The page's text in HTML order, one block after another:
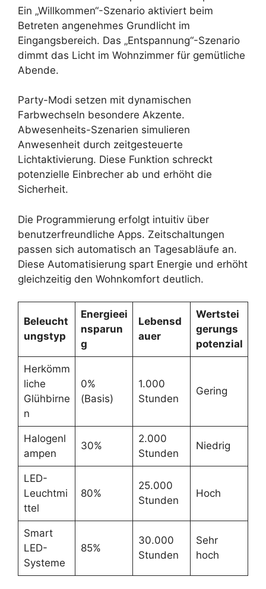
Ein „Willkommen“-Szenario aktiviert beim
Betreten angenehmes Grundlicht im
Eingangsbereich. Das „Entspannung“-Szenario
dimmt das Licht im Wohnzimmer für gemütliche
Abende.
Party-Modi setzen mit dynamischen
Farbwechseln besondere Akzente.
Abwesenheits-Szenarien simulieren
Anwesenheit durch zeitgesteuerte
Lichtaktivierung. Diese Funktion schreckt
potenzielle Einbrecher ab und erhöht die
Sicherheit.
Die Programmierung erfolgt intuitiv über
benutzerfreundliche Apps. Zeitschaltungen
passen sich automatisch an Tagesabläufe an.
Diese Automatisierung spart Energie und erhöht
gleichzeitig den Wohnkomfort deutlich.
Beleucht
ungstyp
Energieei
nsparun
g
Lebensd
auer
Wertstei
gerungs
potenzial
Herkömm
liche
Glühbirne
n
0%
(Basis)
1.000
Stunden
Gering
Halogenl
ampen
30%
2.000
Stunden
Niedrig
LED-
Leuchtmi
ttel
80%
25.000
Stunden
Hoch
Smart
LED-
Systeme
85%
30.000
Stunden
Sehr
hoch